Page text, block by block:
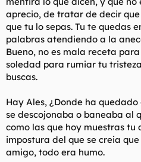
aprecio, de tratar de decir
que tu lo sepas. Tu te quedas
palabras atendiendo a la
Bueno, no es mala receta
soledad para rumiar tu
buscas.
Hay Ales, ¿Donde ha
se descojonaba o baneaba al
como las que hoy muestras tu
impostura del que se creia
amigo, todo era humo.